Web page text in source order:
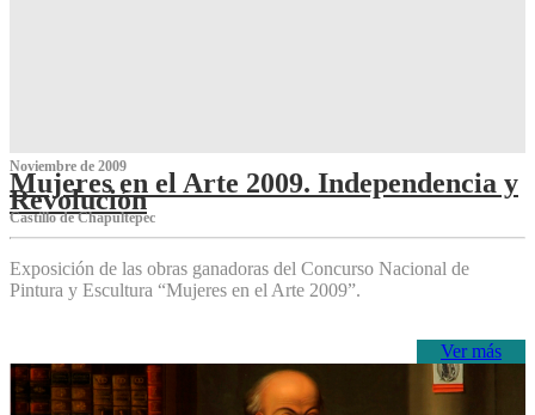
Noviembre de 2009
Mujeres en el Arte 2009. Independencia y
Revolución
Castillo de Chapultepec
Exposición de las obras ganadoras del Concurso Nacional de
Pintura y Escultura “Mujeres en el Arte 2009”.
Ver más